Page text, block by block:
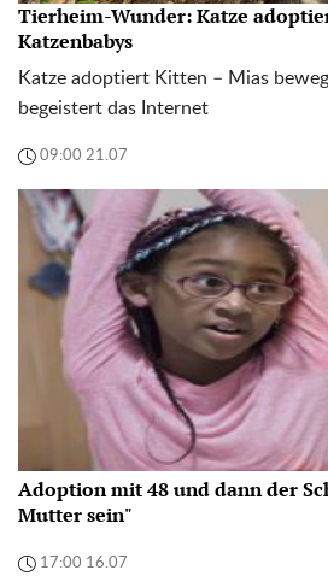
Tierheim-Wunder: Katze
Katzenbabys
Katze adoptiert Kitten – Mias
begeistert das Internet
09:00 21.07
Adoption mit 48 und dann der
Mutter sein"
17:00 16.07